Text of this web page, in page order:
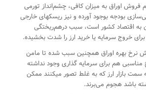
فروش اوراق به میزان کافی، چشم‌انداز تورمی
بودجه بوجود آورده و نیز ریسکهای خارجی
اقتصاد کشور است، سبب درهم‌ریختگی
خروج سرمایه یا خرید ارز را شدت بخشیده.
نرخ بهره اوراق همچنین سبب شده تا مامن
هم برای سرمایه گذاری وجود نداشته
سمت بازار ارز که به غلط تصور میکنند ممکن
باشد هجوم می‌برند.